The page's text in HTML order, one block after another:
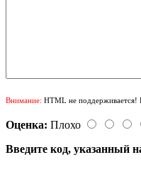
Внимание: HTML не поддерживается!
Оценка: Плохо
Введите код, указанный